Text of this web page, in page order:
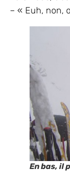
– « Euh, non,
En bas, il